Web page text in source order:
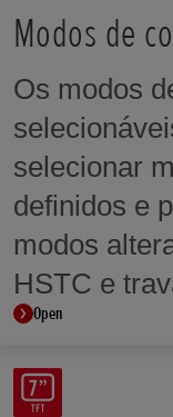
longo do
modo a
controlado e
permite a
assistência
modos de
Controlo de
Honda
cavalinhos
e de
Modos de
Os modos
selecionar
definidos e
modos
HSTC e
adaptarem
condutor ou
condução.
Open